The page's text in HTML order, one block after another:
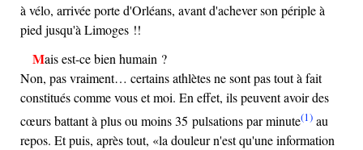
à vélo, arrivée porte d'Orléans, avant d'achever son périple à
pied jusqu'à Limoges !!
Mais est-ce bien humain ?
Non, pas vraiment… certains athlètes ne sont pas tout à fait
constitués comme vous et moi. En effet, ils peuvent avoir des
cœurs battant à plus ou moins 35 pulsations par minute(1) au
repos. Et puis, après tout,
la douleur n'est qu'une information